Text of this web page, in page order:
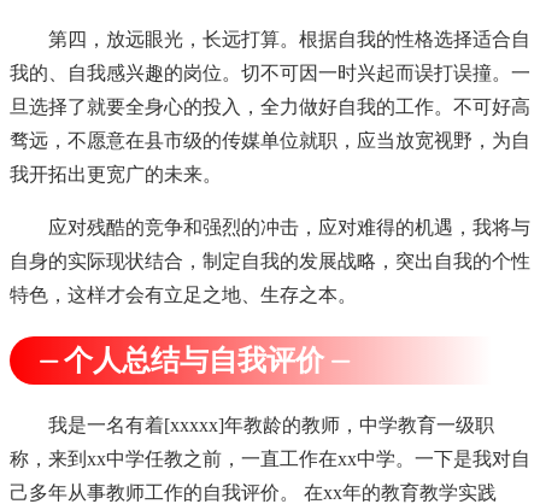
第四，放远眼光，长远打算。根据自我的性格选择适合自
我的、自我感兴趣的岗位。切不可因一时兴起而误打误撞。一
旦选择了就要全身心的投入，全力做好自我的工作。不可好高
骛远，不愿意在县市级的传媒单位就职，应当放宽视野，为自
我开拓出更宽广的未来。
应对残酷的竞争和强烈的冲击，应对难得的机遇，我将与
自身的实际现状结合，制定自我的发展战略，突出自我的个性
特色，这样才会有立足之地、生存之本。
⏤ 个人总结与自我评价 ⏤
我是一名有着[xxxxx]年教龄的教师，中学教育一级职
称，来到xx中学任教之前，一直工作在xx中学。一下是我对自
己多年从事教师工作的自我评价。 在xx年的教育教学实践